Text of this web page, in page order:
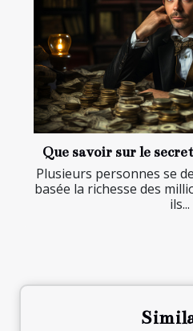
Que savoir sur le
Plusieurs personnes se
basée la richesse des
ils...